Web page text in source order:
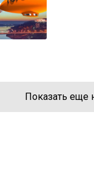
Показать еще